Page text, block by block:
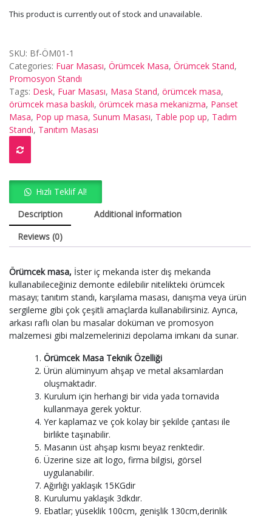
This product is currently out of stock and unavailable.
SKU: Bf-ÖM01-1
Categories: Fuar Masası, Örümcek Masa, Örümcek Stand,
Promosyon Standı
Tags: Desk, Fuar Masası, Masa Stand, örümcek masa,
örümcek masa baskılı, örümcek masa mekanizma, Panset
Masa, Pop up masa, Sunum Masası, Table pop up, Tadım
Standı, Tanıtım Masası
Hızlı Teklif Al!
Description
Additional information
Reviews (0)
Örümcek masa, İster iç mekanda ister dış mekanda
kullanabileceğiniz demonte edilebilir nitelikteki örümcek
masayı; tanıtım standı, karşılama masası, danışma veya ürün
sergileme gibi çok çeşitli amaçlarda kullanabilirsiniz. Ayrıca,
arkası raflı olan bu masalar doküman ve promosyon
malzemesi gibi malzemelerinizi depolama imkanı da sunar.
Örümcek Masa Teknik Özelliği
Ürün alüminyum ahşap ve metal aksamlardan
oluşmaktadır.
Kurulum için herhangi bir vida yada tornavida
kullanmaya gerek yoktur.
Yer kaplamaz ve çok kolay bir şekilde çantası ile
birlikte taşınabilir.
Masanın üst ahşap kısmı beyaz renktedir.
Üzerine size ait logo, firma bilgisi, görsel
uygulanabilir.
Ağırlığı yaklaşık 15KGdir
Kurulumu yaklaşık 3dkdır.
Ebatlar; yüseklik 100cm, genişlik 130cm,derinlik